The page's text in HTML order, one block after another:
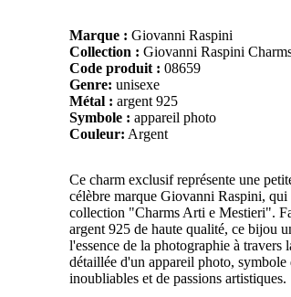
Marque : Giovanni Raspini
Collection : Giovanni Raspini
Code produit : 08659
Genre: unisexe
Métal : argent 925
Symbole : appareil photo
Couleur: Argent
Ce charm exclusif représente une
célèbre marque Giovanni Raspini, qui
collection "Charms Arti e Mestieri".
argent 925 de haute qualité, ce bijou
l'essence de la photographie à travers
détaillée d'un appareil photo, symbole
inoubliables et de passions artistiques.